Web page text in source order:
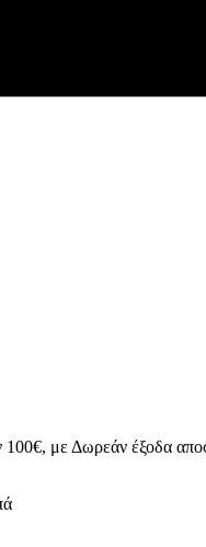
με Δωρεάν έξοδα